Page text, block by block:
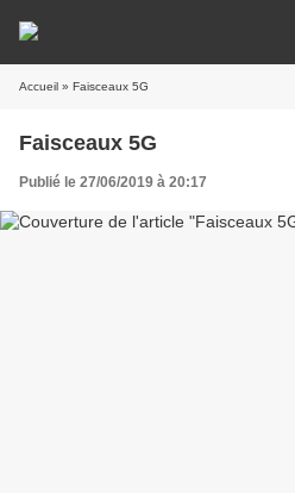
Accueil » Faisceaux 5G
Faisceaux 5G
Publié le 27/06/2019 à 20:17